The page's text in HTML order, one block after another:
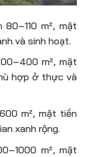
m², mặt
và sinh hoạt.
m², mặt
hợp ở thực và
m², mặt tiền
xanh rộng.
m², mặt